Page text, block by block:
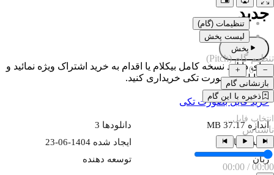
جدید
پخش
برای دانلود نسخه کامل بیکلام یا اقدام به خرید اشتراک ویژه نمائید و
یا فایل را بصورت تکی خریداری کنید.
خرید فایل بصورت تکی
اندازه 37.17 MB
دانلودها 3
نمایش ها 133
ايجاد شده 1404-06-23
زبان
توسعه دهنده
تنظیمات (گام)
لیست پخش
تنظیم گام (Pitch)
0
بازنشانی گام
ذخیره با این گام
انتخاب فایل...
ناشناس
00:00
/
00:00